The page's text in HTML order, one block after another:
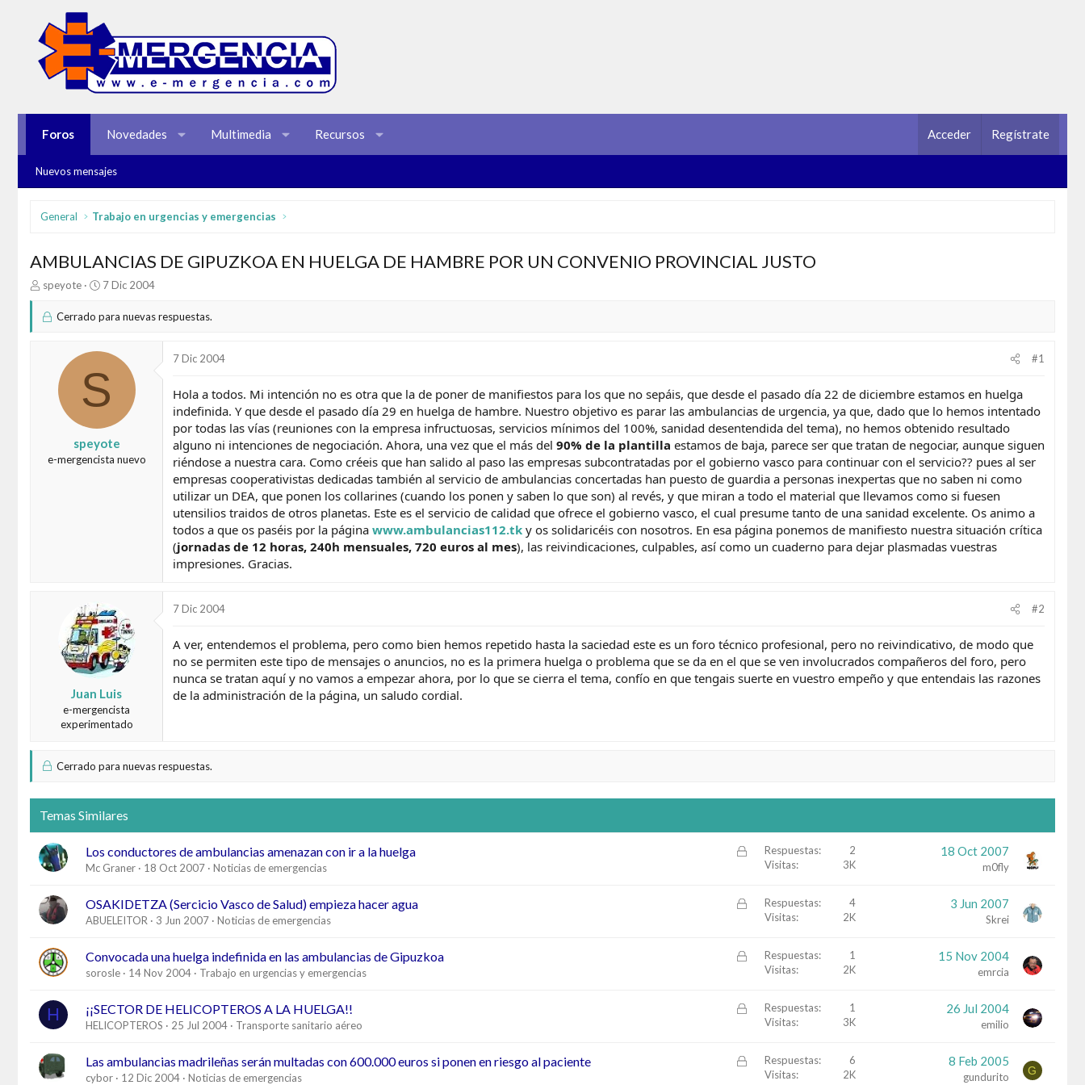
Foros Novedades Multimedia Recursos Acceder Regístrate
Nuevos mensajes
General Trabajo en urgencias y emergencias
AMBULANCIAS DE GIPUZKOA EN HUELGA DE HAMBRE POR UN CONVENIO PROVINCIAL JUSTO
I
i
speyote
F
c
d
e
i
n
c
i
o
7 Dic 2004
Cerrado para nuevas respuestas.
S
speyote
e-mergencista nuevo
7 Dic 2004 #1
Hola a todos. Mi intención no es otra que la de poner de manifiestos para los que no sepáis, que desde el pasado día 22 de diciembre estamos en huelga
indefinida. Y que desde el pasado día 29 en huelga de hambre. Nuestro objetivo es parar las ambulancias de urgencia, ya que, dado que lo hemos intentado
por todas las vías (reuniones con la empresa infructuosas, servicios mínimos del 100%, sanidad desentendida del tema), no hemos obtenido resultado
alguno ni intenciones de negociación. Ahora, una vez que el más del 90% de la plantilla estamos de baja, parece ser que tratan de negociar, aunque siguen
riéndose a nuestra cara. Como créeis que han salido al paso las empresas subcontratadas por el gobierno vasco para continuar con el servicio?? pues al ser
empresas cooperativistas dedicadas también al servicio de ambulancias concertadas han puesto de guardia a personas inexpertas que no saben ni como
utilizar un DEA, que ponen los collarines (cuando los ponen y saben lo que son) al revés, y que miran a todo el material que llevamos como si fuesen
utensilios traidos de otros planetas. Este es el servicio de calidad que ofrece el gobierno vasco, el cual presume tanto de una sanidad excelente. Os animo a
todos a que os paséis por la página www.ambulancias112.tk y os solidaricéis con nosotros. En esa página ponemos de manifiesto nuestra situación crítica
(jornadas de 12 horas, 240h mensuales, 720 euros al mes), las reivindicaciones, culpables, así como un cuaderno para dejar plasmadas vuestras
impresiones. Gracias.
Juan Luis
e-mergencista
experimentado
7 Dic 2004 #2
A ver, entendemos el problema, pero como bien hemos repetido hasta la saciedad este es un foro técnico profesional, pero no reivindicativo, de modo que
no se permiten este tipo de mensajes o anuncios, no es la primera huelga o problema que se da en el que se ven involucrados compañeros del foro, pero
nunca se tratan aquí y no vamos a empezar ahora, por lo que se cierra el tema, confío en que tengais suerte en vuestro empeño y que entendais las razones
de la administración de la página, un saludo cordial.
Cerrado para nuevas respuestas.
Temas Similares
C
r
Los conductores de ambulancias amenazan con ir a la huelga
Mc Graner 18 Oct 2007 Noticias de emergencias
Respuestas
2
Visitas
3K
18 Oct 2007
m0fly
C
r
OSAKIDETZA (Sercicio Vasco de Salud) empieza hacer agua
ABUELEITOR 3 Jun 2007 Noticias de emergencias
Respuestas
4
Visitas
2K
3 Jun 2007
Skrei
C
r
Convocada una huelga indefinida en las ambulancias de Gipuzkoa
sorosle 14 Nov 2004 Trabajo en urgencias y emergencias
Respuestas
1
Visitas
2K
15 Nov 2004
emrcia
H
C
r
¡¡SECTOR DE HELICOPTEROS A LA HUELGA!!
HELICOPTEROS 25 Jul 2004 Transporte sanitario aéreo
Respuestas
1
Visitas
3K
26 Jul 2004
emilio
C
Las ambulancias madrileñas serán multadas con 600.000 euros si ponen en riesgo al paciente
cybor 12 Dic 2004 Noticias de emergencias
Respuestas
6
Visitas
2K
8 Feb 2005
gundurito G